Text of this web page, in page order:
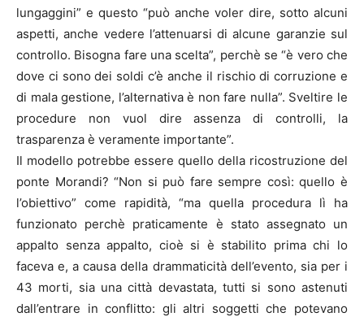
lungaggini” e questo “può anche voler dire, sotto alcuni
aspetti, anche vedere l’attenuarsi di alcune garanzie sul
controllo. Bisogna fare una scelta”, perchè se “è vero che
dove ci sono dei soldi c’è anche il rischio di corruzione e
di mala gestione, l’alternativa è non fare nulla”. Sveltire le
procedure non vuol dire assenza di controlli, la
trasparenza è veramente importante”.
Il modello potrebbe essere quello della ricostruzione del
ponte Morandi? “Non si può fare sempre così: quello è
l’obiettivo” come rapidità, “ma quella procedura lì ha
funzionato perchè praticamente è stato assegnato un
appalto senza appalto, cioè si è stabilito prima chi lo
faceva e, a causa della drammaticità dell’evento, sia per i
43 morti, sia una città devastata, tutti si sono astenuti
dall’entrare in conflitto: gli altri soggetti che potevano